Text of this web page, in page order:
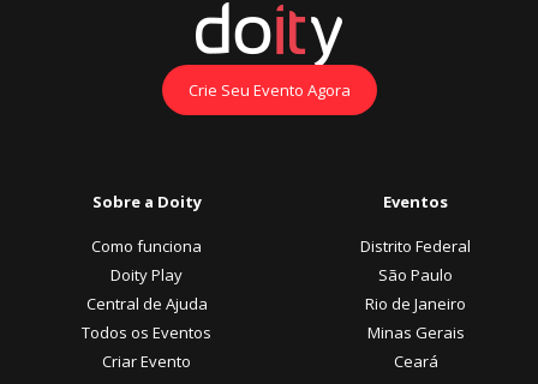
Crie Seu Evento Agora
Sobre a Doity
Como funciona
Doity Play
Central de Ajuda
Todos os Eventos
Criar Evento
Eventos
Distrito Federal
São Paulo
Rio de Janeiro
Minas Gerais
Ceará